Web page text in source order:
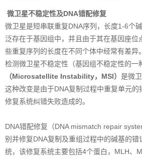
微卫星不稳定性及DNA错配修复
微卫星是短串联重复DNA序列，长度1-6个
泛存在于基因组中，并且由于其在基因座位
些重复序列的长度在不同个体中经常有差异
检测微卫星不稳定性（基因组不稳定性的一
（Microsatellite Instability，MSI） 是微
这种改变是由于DNA复制过程中重复单元的
修复系统纠错失败造成的。
DNA错配修复（DNA mismatch repair
别并修复DNA复制及重组过程中的碱基的错
统，该修复系统主要包括4个蛋白，MLH、